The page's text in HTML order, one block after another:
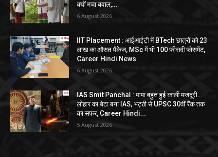
क्यों मचा बवाल,...
6 August 2026
IIT Placement : आईआईटी में BTech छात्रों को 23
लाख का औसत पैकेज, MSc में भी 100 फीसदी प्लेसमेंट,
Career Hindi News
6 August 2026
IAS Smit Panchal : पापा बहुत हुई काली मजदूरी…
लोहार का बेटा बना IAS, भट्ठी से UPSC 30वीं रैंक तक
का सफर, Career Hindi...
5 August 2026